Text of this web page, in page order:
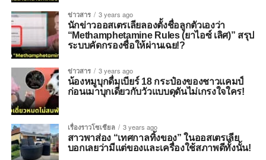
ข่าวสาร 3 years ago
นักข่าวออสเตรเลียลองตั้งชื่อลูกตัวเองว่า
“Methamphetamine Rules (ยาไอซ์ เลิศ)” สรุป
ระบบคัดกรองชื่อให้ผ่านเฉย!?
ข่าวสาร 3 years ago
น้องหมูบุกดื่มเบียร์ 18 กระป๋องของชาวแคมป์
ก่อนเมาบุกเดี่ยวกับวัวแบบดุดันไม่เกรงใจใคร!
เรื่องราวโซเชียล 3 years ago
สาวพาส่อง “เทศกาลทิ้งของ” ในออสเตรเลีย
บอกเลยว่ามีแต่ของและเครื่องใช้สภาพดีทั้งนั้น!